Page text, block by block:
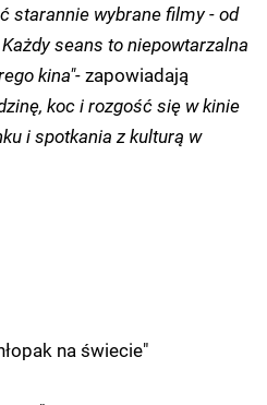
starannie wybrane filmy - od
seans to niepowtarzalna
kina"-zapowiadają
koc i rozgość się w kinie
i spotkania z kulturą w
na świecie"